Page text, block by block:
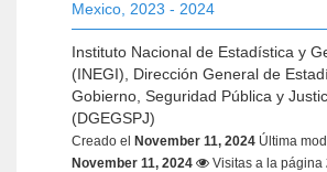
Mexico 2023 - 2024
Instituto Nacional de Estadística y
(INEGI), Dirección General de
Gobierno, Seguridad Pública y
(DGEGSPJ)
Creado el November 11, 2024 Última
November 11, 2024
Visitas a la página